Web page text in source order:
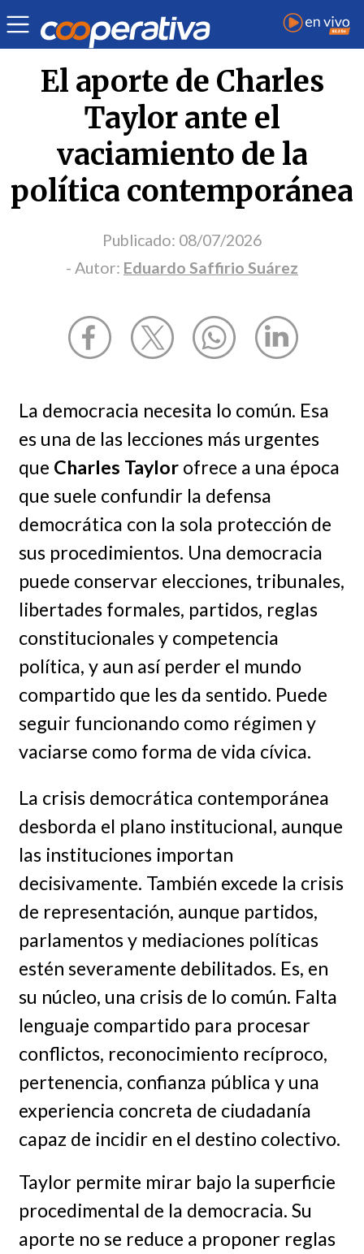
Opinión | Eduardo Saffirio Suárez
El aporte de Charles
Taylor ante el
vaciamiento de la
política contemporánea
Publicado: 08/07/2026
- Autor: Eduardo Saffirio Suárez
La democracia necesita lo común. Esa
es una de las lecciones más urgentes
que Charles Taylorofrece a una época
que suele confundir la defensa
democrática con la sola protección de
sus procedimientos. Una democracia
puede conservar elecciones, tribunales,
libertades formales, partidos, reglas
constitucionales y competencia
política, y aun así perder el mundo
compartido que les da sentido. Puede
seguir funcionando como régimen y
vaciarse como forma de vida cívica.
La crisis democrática contemporánea
desborda el plano institucional, aunque
las instituciones importan
decisivamente. También excede la crisis
de representación, aunque partidos,
parlamentos y mediaciones políticas
estén severamente debilitados. Es, en
su núcleo, una crisis de lo común. Falta
lenguaje compartido para procesar
conflictos, reconocimiento recíproco,
pertenencia, confianza pública y una
experiencia concreta de ciudadanía
capaz de incidir en el destino colectivo.
Taylor permite mirar bajo la superficie
procedimental de la democracia. Su
aporte no se reduce a proponer reglas